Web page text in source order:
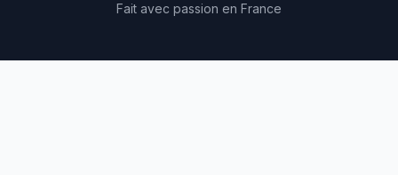
Fait avec passion en France